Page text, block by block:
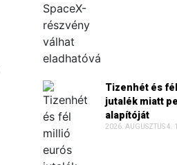
Tizenhét és
jutalék miatt
alapítóját
2026. AUGUSZTUS 4.